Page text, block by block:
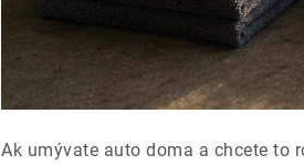
Ak umývate auto doma a chcete to